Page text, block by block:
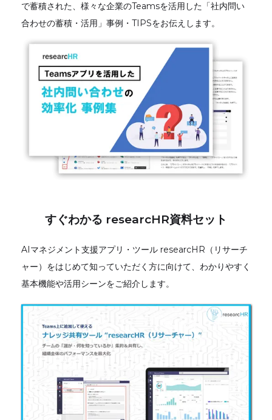
で蓄積された、様々な企業のTeamsを活用した「社内問い
合わせの蓄積・活用」事例・TIPSをお伝えします。
すぐわかる researcHR資料セット
AIマネジメント支援アプリ・ツール researcHR（リサーチ
ャー）をはじめて知っていただく方に向けて、わかりやすく
基本機能や活用シーンをご紹介します。